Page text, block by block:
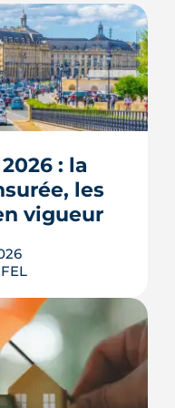
: la
les
vigueur
émissions a
avant